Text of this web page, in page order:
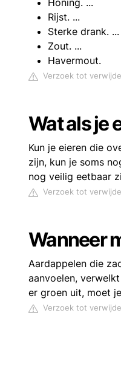
Honing. ...
Rijst. ...
Sterke drank. ...
Zout. ...
Havermout.
Verzoek tot
Wat als je
Kun je eieren die
zijn, kun je soms
nog veilig eetbaar
Verzoek tot
Wanneer
Aardappelen die
aanvoelen,
er groen uit, moet
Verzoek tot